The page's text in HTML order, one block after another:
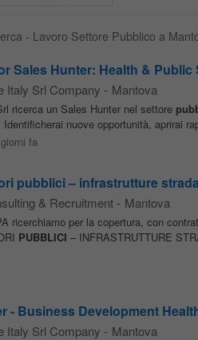
- Lavoro Settore Pubblico a
Sales Hunter: Health & Public
Italy Srl Company - Mantova
ricerca un Sales Hunter nel settore
nuove opportunità, aprirai
fa
pubblici – infrastrutture
& Recruitment - Mantova
ricerchiamo per la copertura, con
PUBBLICI – INFRASTRUTTURE
- Business Development
Italy Srl Company - Mantova